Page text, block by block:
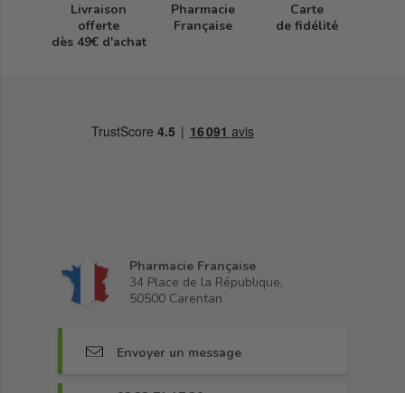
Livraison
offerte
dès 49€ d'achat
Pharmacie
Française
Carte
de fidélité
Pharmacie Française
34 Place de la République,
50500 Carentan
Envoyer un message